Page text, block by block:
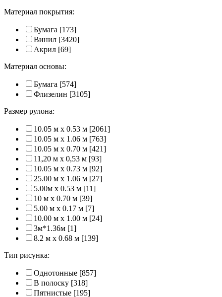
Материал покрытия:
Бумага [173]
Винил [3420]
Акрил [69]
Материал основы:
Бумага [574]
Флизелин [3105]
Размер рулона:
10.05 м x 0.53 м [2061]
10.05 м x 1.06 м [763]
10.05 м x 0.70 м [421]
11,20 м х 0,53 м [93]
10.05 м x 0.73 м [92]
25.00 м x 1.06 м [27]
5.00м x 0.53 м [11]
10 м x 0.70 м [39]
5.00 м x 0.17 м [7]
10.00 м x 1.00 м [24]
3м*1.36м [1]
8.2 м x 0.68 м [139]
Тип рисунка:
Однотонные [857]
В полоску [318]
Пятнистые [195]